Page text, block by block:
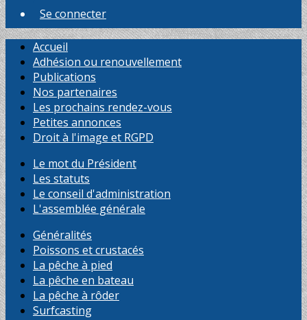
Se connecter
Accueil
Adhésion ou renouvellement
Publications
Nos partenaires
Les prochains rendez-vous
Petites annonces
Droit à l'image et RGPD
Le mot du Président
Les statuts
Le conseil d'administration
L'assemblée générale
Généralités
Poissons et crustacés
La pêche à pied
La pêche en bateau
La pêche à rôder
Surfcasting